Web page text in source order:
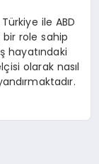
ile ABD
role sahip
hayatındaki
olarak nasıl